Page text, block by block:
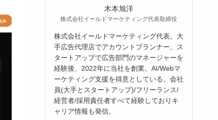
木本旭洋
株式会社イールドマーケティング代表取締役
株式会社イールドマーケティング代表。大
手広告代理店でアカウントプランナー、ス
タートアップで広告部門のマネージャーを
経験後、2022年に当社を創業。AI/Webマ
ーケティング支援を得意としている。会社
員(大手とスタートアップ)/フリーランス/
経営者/採用責任者すべて経験しておりキ
ャリア情報も発信。